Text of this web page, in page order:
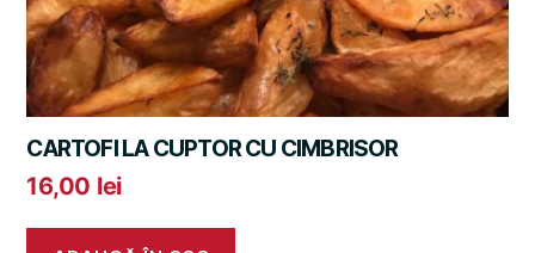
CARTOFI LA CUPTOR CU CIMBRISOR
16,00 lei